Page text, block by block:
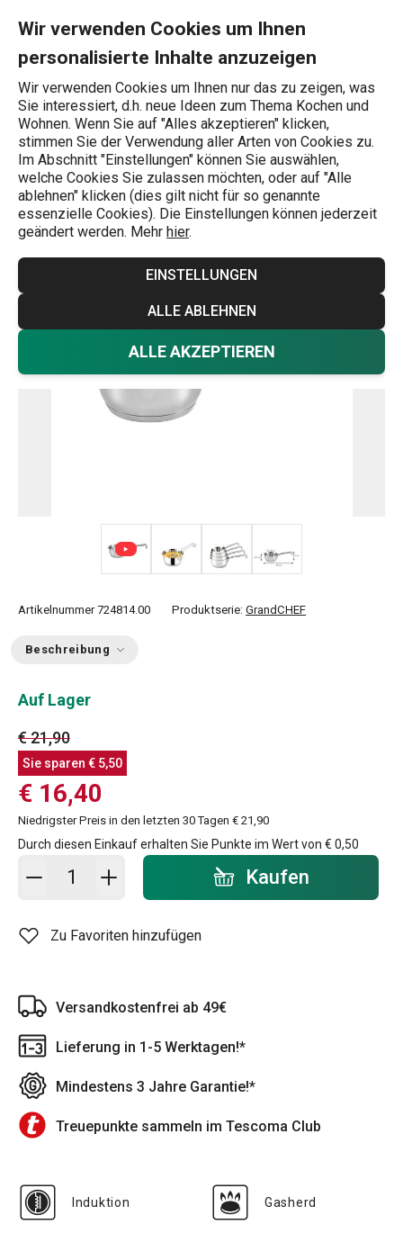
Wir verwenden Cookies um Ihnen
personalisierte Inhalte anzuzeigen
Wir verwenden Cookies um Ihnen nur das zu zeigen, was
Sie interessiert, d.h. neue Ideen zum Thema Kochen und
Wohnen. Wenn Sie auf "Alles akzeptieren" klicken,
stimmen Sie der Verwendung aller Arten von Cookies zu.
Im Abschnitt "Einstellungen" können Sie auswählen,
welche Cookies Sie zulassen möchten, oder auf "Alle
ablehnen" klicken (dies gilt nicht für so genannte
essenzielle Cookies). Die Einstellungen können jederzeit
geändert werden. Mehr hier.
EINSTELLUNGEN
ALLE ABLEHNEN
ALLE AKZEPTIEREN
Wonach suchen Sie?
Ofenfeste Töpfe
Stielkasserolle GrandCHEF ø 14 cm,
0,75 l
Artikelnummer 724814.00 Produktserie: GrandCHEF
Beschreibung
Auf Lager
€ 21,90
Sie sparen € 5,50
€ 16,40
Niedrigster Preis in den letzten 30 Tagen € 21,90
Durch diesen Einkauf erhalten Sie Punkte im Wert von € 0,50
In den Warenkorb - Menge Kaufen
Zu Favoriten hinzufügen
Versandkostenfrei ab 49€
Lieferung in 1-5 Werktagen!*
Mindestens 3 Jahre Garantie!*
Treuepunkte sammeln im Tescoma Club
Induktion Gasherd